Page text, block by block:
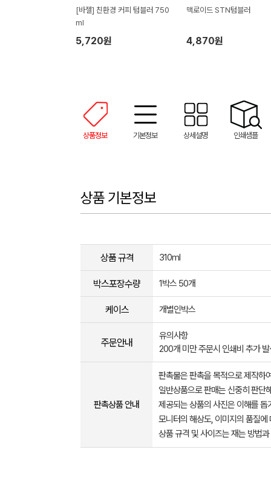
[바젤] 친환경 커피 텀블러 750
ml
5,720원
맥로이드 STN텀블러
4,870원
상품정보 기본정보 상세설명 인쇄샘플
상품 기본정보
상품 규격 310ml
박스포장수량 1박스 50개
케이스 개별인박스
주문안내
유의사항
200개 미만 주문시 인쇄비 추가
판촉상품 안내
판촉물은 판촉을 목적으로 제작하
일반상품으로 판매는 신중히 판단
제공되는 상품의 사진은 이해를
모니터의 해상도, 이미지의 품질
상품 규격 및 사이즈는 재는 방법